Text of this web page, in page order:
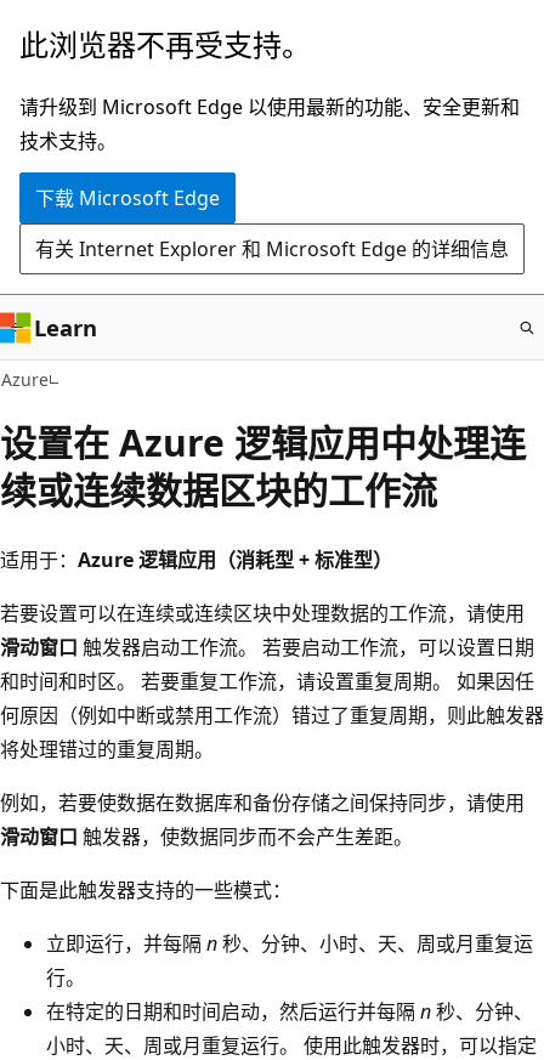
跳
主
要
内
此浏览器不再受支持。
请升级到 Microsoft Edge 以使用最新的功能、安全更新和
技术支持。
下载 Microsoft Edge
有关 Internet Explorer 和 Microsoft Edge 的详细信息
Learn
Azure
设置在 Azure 逻辑应用中处理连
续或连续数据区块的工作流
适用于： Azure 逻辑应用（消耗型 + 标准型）
若要设置可以在连续或连续区块中处理数据的工作流，请使用
滑动窗口 触发器启动工作流。 若要启动工作流，可以设置日期
和时间和时区。 若要重复工作流，请设置重复周期。 如果因任
何原因（例如中断或禁用工作流）错过了重复周期，则此触发器
将处理错过的重复周期。
例如，若要使数据在数据库和备份存储之间保持同步，请使用
滑动窗口 触发器，使数据同步而不会产生差距。
下面是此触发器支持的一些模式：
立即运行，并每隔n秒、分钟、小时、天、周或月重复运
行。
在特定的日期和时间启动，然后运行并每隔n秒、分钟、
小时、天、周或月重复运行。 使用此触发器时，可以指定